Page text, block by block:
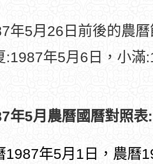
年5月26日前後的農
:1987年5月6日，小滿
年5月農曆國曆對照表:
1987年5月1日，農曆